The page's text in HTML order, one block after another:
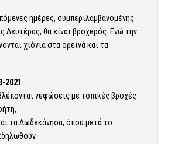
ημέρες, συμπεριλαμβανομένης
Δευτέρας, θα είναι βροχερός. Ενώ την
χιόνια στα ορεινά και τα
2021
νεφώσεις με τοπικές βροχές
τα Δωδεκάνησα, όπου μετά το